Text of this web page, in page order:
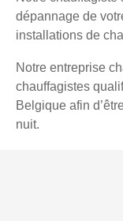
dépannage de
installations de
Notre entreprise
chauffagistes
Belgique afin
nuit.